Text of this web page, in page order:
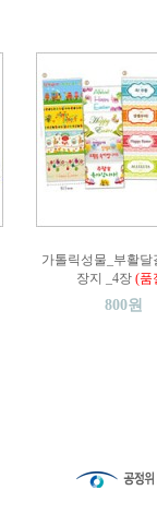
가톨릭성물_부활달
장지 _4장 (품
800원